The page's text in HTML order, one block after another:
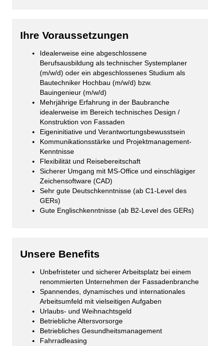
Ihre Voraussetzungen
Idealerweise eine abgeschlossene
Berufsausbildung als technischer Systemplaner
(m/w/d) oder ein abgeschlossenes Studium als
Bautechniker Hochbau (m/w/d) bzw.
Bauingenieur (m/w/d)
Mehrjährige Erfahrung in der Baubranche
idealerweise im Bereich technisches Design /
Konstruktion von Fassaden
Eigeninitiative und Verantwortungsbewusstsein
Kommunikationsstärke und Projektmanagement-
Kenntnisse
Flexibilität und Reisebereitschaft
Sicherer Umgang mit MS-Office und einschlägiger
Zeichensoftware (CAD)
Sehr gute Deutschkenntnisse (ab C1-Level des
GERs)
Gute Englischkenntnisse (ab B2-Level des GERs)
Unsere Benefits
Unbefristeter und sicherer Arbeitsplatz bei einem
renommierten Unternehmen der Fassadenbranche
Spannendes, dynamisches und internationales
Arbeitsumfeld mit vielseitigen Aufgaben
Urlaubs- und Weihnachtsgeld
Betriebliche Altersvorsorge
Betriebliches Gesundheitsmanagement
Fahrradleasing